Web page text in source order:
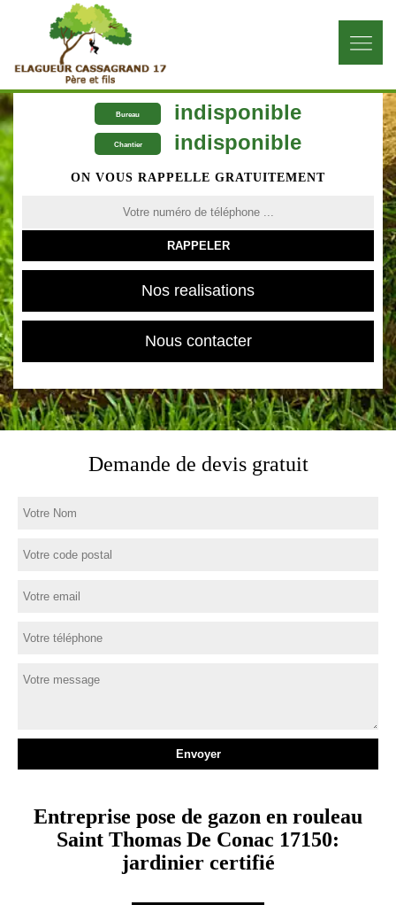
Bureau indisponible
Chantier indisponible
ON VOUS RAPPELLE GRATUITEMENT
Nos realisations
Nous contacter
Demande de devis gratuit
Entreprise pose de gazon en rouleau
Saint Thomas De Conac 17150:
jardinier certifié